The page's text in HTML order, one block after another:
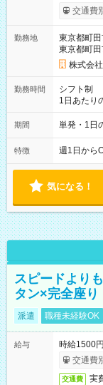
※勤務回
り！】 希
例】 ・河
×8時間＝
円の場合
円（役割手
間】試用期
交通費
勤務地
東京都町
東京都町田
株式会
勤務時間
シフト制
1日あたり
間は 試験
期間 単発・1日
特徴 週1日から
気になる！
スピードより
タン×完全座り
派遣 職種未経験OK
給与
時給1500円
交通費
交通費
実